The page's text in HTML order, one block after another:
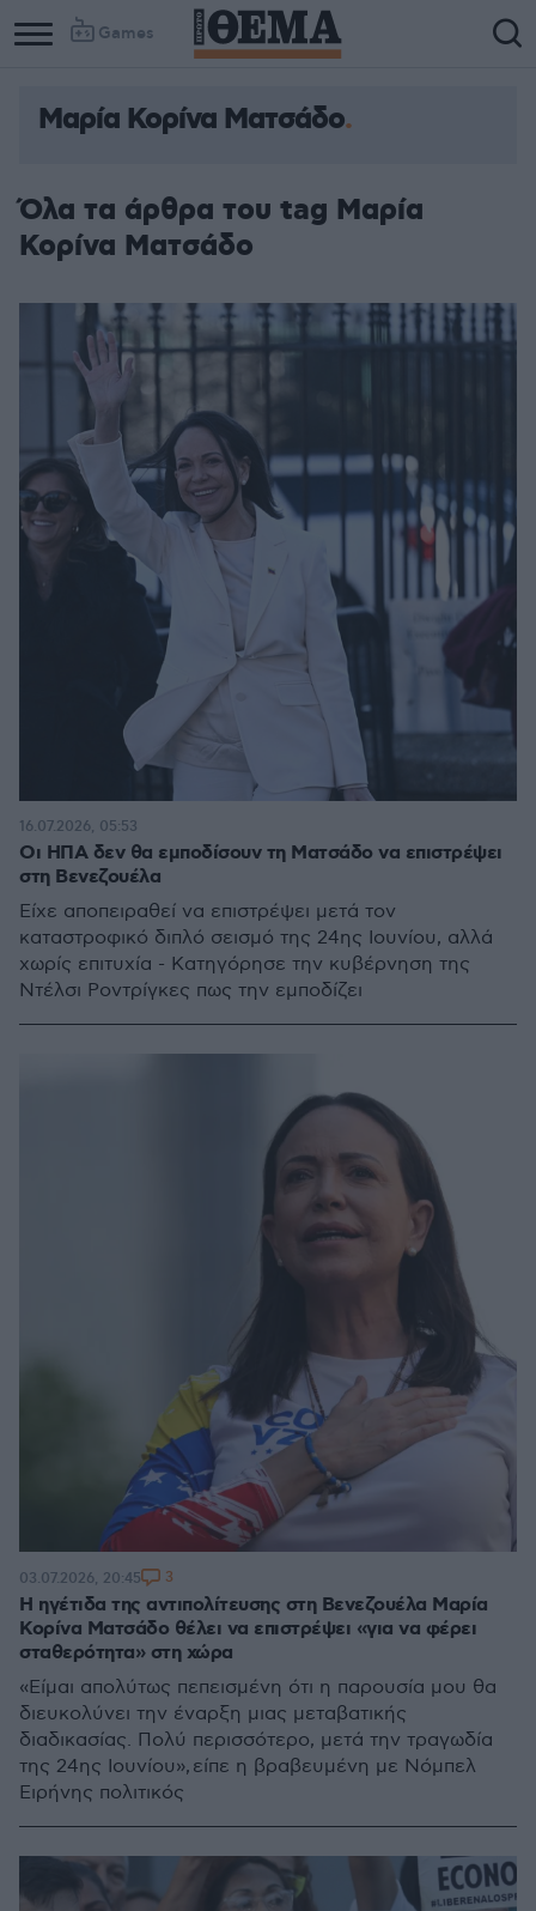
Games
Μαρία Κορίνα Ματσάδο
Όλα τα άρθρα του tag Μαρία
Κορίνα Ματσάδο
Οι ΗΠΑ δεν θα εμποδίσουν τη Ματσάδο να επιστρέψει
στη Βενεζουέλα
Είχε αποπειραθεί να επιστρέψει μετά τον
καταστροφικό διπλό σεισμό της 24ης Ιουνίου, αλλά
χωρίς επιτυχία - Κατηγόρησε την κυβέρνηση της
Ντέλσι Ροντρίγκες πως την εμποδίζει
16.07.2026, 05:53
Η ηγέτιδα της αντιπολίτευσης στη Βενεζουέλα Μαρία
Κορίνα Ματσάδο θέλει να επιστρέψει «για να φέρει
σταθερότητα» στη χώρα
«Είμαι απολύτως πεπεισμένη ότι η παρουσία μου θα
διευκολύνει την έναρξη μιας μεταβατικής
διαδικασίας. Πολύ περισσότερο, μετά την τραγωδία
της 24ης Ιουνίου», είπε η βραβευμένη με Νόμπελ
Ειρήνης πολιτικός
03.07.2026, 20:45 3